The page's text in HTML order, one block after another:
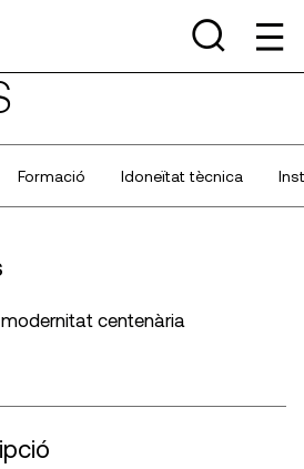
Formació Idoneïtat tècnica
centenària